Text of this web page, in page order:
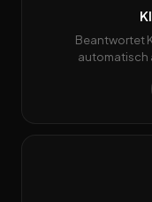
Beantwortet
automatisch